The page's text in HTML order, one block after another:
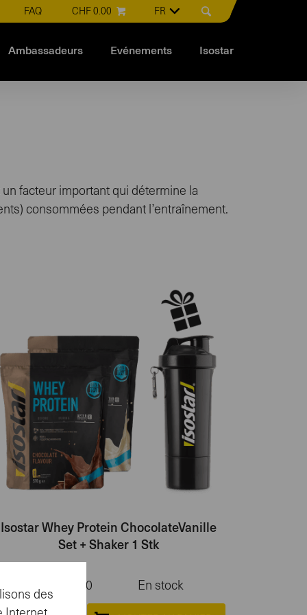
FAQ CHF 0.00 FR
Ambassadeurs Evénements Isostar
facteur important qui détermine la
consommées pendant l’entraînement.
Isostar Whey Protein ChocolateVanille
Set + Shaker 1 Stk
CHF 79.80 En stock
des